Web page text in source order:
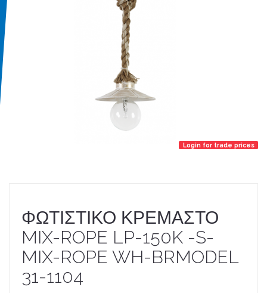
Login for trade prices
ΦΩΤΙΣΤΙΚΟ ΚΡΕΜΑΣΤΟ
MIX-ROPE LP-150K -S-
MIX-ROPE WH-BRMODEL
31-1104